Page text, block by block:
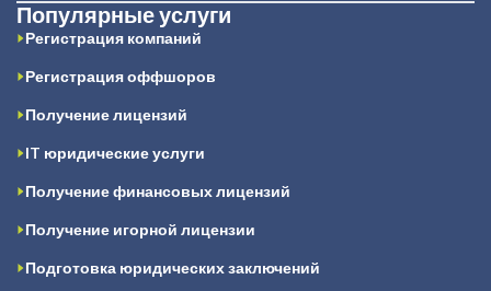
Популярные услуги
Регистрация компаний
Регистрация оффшоров
Получение лицензий
IT юридические услуги
Получение финансовых лицензий
Получение игорной лицензии
Подготовка юридических заключений